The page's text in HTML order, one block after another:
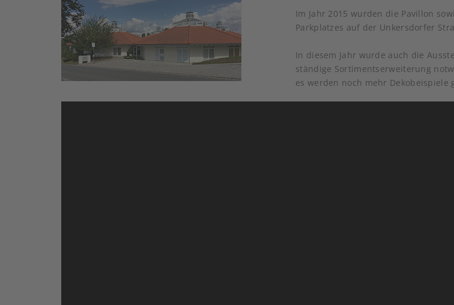
Im Jahr 2015 wurden die Pavillon
Parkplatzes auf der Unkersdorfer
In diesem Jahr wurde auch die
ständige Sortimentserweiterung
es werden noch mehr Dekobeispiele